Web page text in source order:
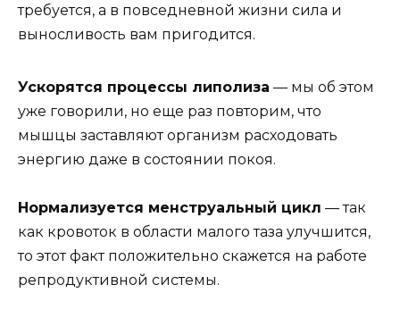
требуется, а в повседневной жизни сила и
выносливость вам пригодится.
Ускорятся процессы липолиза — мы об этом
уже говорили, но еще раз повторим, что
мышцы заставляют организм расходовать
энергию даже в состоянии покоя.
Нормализуется менструальный цикл — так
как кровоток в области малого таза улучшится,
то этот факт положительно скажется на работе
репродуктивной системы.